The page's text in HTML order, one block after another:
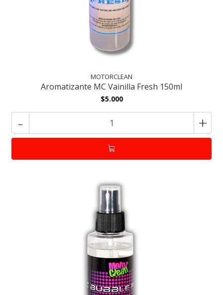
MOTORCLEAN
Aromatizante MC Vainilla Fresh 150ml
$5.000
- +